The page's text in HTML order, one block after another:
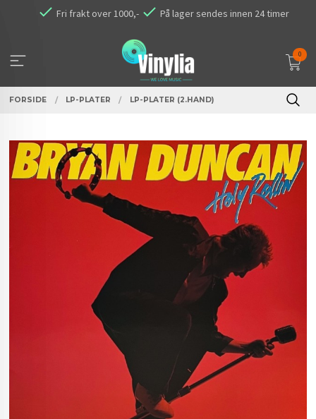
Fri frakt over 1000,- På lager sendes innen 24 timer
0
FORSIDE LP-PLATER LP-PLATER (2.HAND)